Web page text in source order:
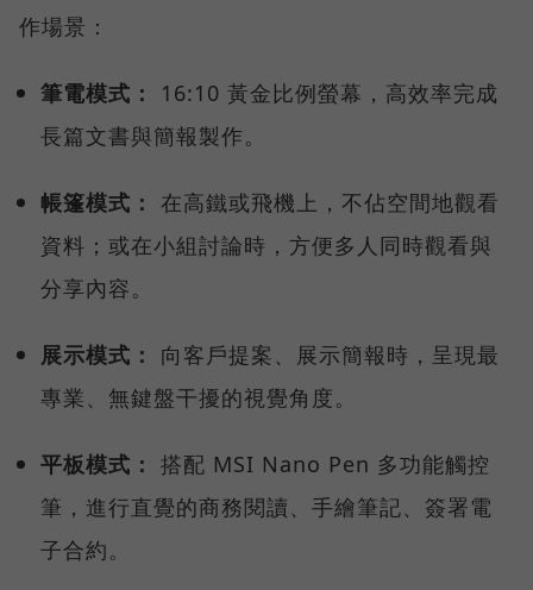
作場景：
筆電模式：
16:10 黃金比例螢幕，高效率完成
長篇文書與簡報製作。
帳篷模式： 在高鐵或飛機上，不佔空間地觀看
資料；或在小組討論時，方便多人同時觀看與
分享內容。
展示模式：
向客戶提案、展示簡報時，呈現最
專業、無鍵盤干擾的視覺角度。
平板模式： 搭配 MSI Nano Pen 多功能觸控
筆，進行直覺的商務閱讀、手繪筆記、簽署電
子合約。